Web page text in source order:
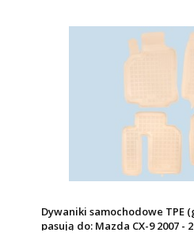
Dywaniki samochodowe TPE
pasują do: Mazda CX-9 2007 -